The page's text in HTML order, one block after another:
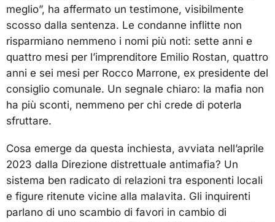
meglio”, ha affermato un testimone, visibilmente
scosso dalla sentenza. Le condanne inflitte non
risparmiano nemmeno i nomi più noti: sette anni e
quattro mesi per l’imprenditore Emilio Rostan, quattro
anni e sei mesi per Rocco Marrone, ex presidente del
consiglio comunale. Un segnale chiaro: la mafia non
ha più sconti, nemmeno per chi crede di poterla
sfruttare.
Cosa emerge da questa inchiesta, avviata nell’aprile
2023 dalla Direzione distrettuale antimafia? Un
sistema ben radicato di relazioni tra esponenti locali
e figure ritenute vicine alla malavita. Gli inquirenti
parlano di uno scambio di favori in cambio di